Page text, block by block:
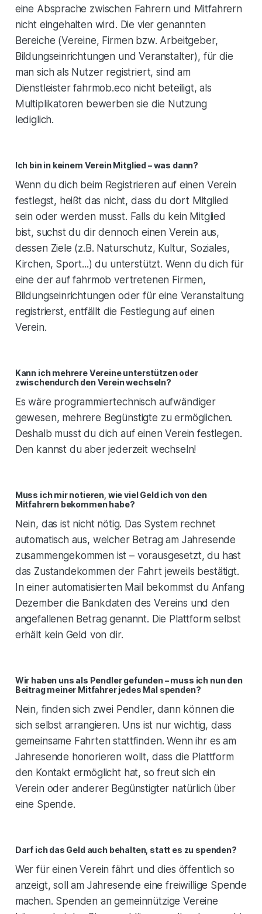
eine Absprache zwischen Fahrern und Mitfahrern
nicht eingehalten wird. Die vier genannten
Bereiche (Vereine, Firmen bzw. Arbeitgeber,
Bildungseinrichtungen und Veranstalter), für die
man sich als Nutzer registriert, sind am
Dienstleister fahrmob.eco nicht beteiligt, als
Multiplikatoren bewerben sie die Nutzung
lediglich.
Ich bin in keinem Verein Mitglied – was dann?
Wenn du dich beim Registrieren auf einen Verein
festlegst, heißt das nicht, dass du dort Mitglied
sein oder werden musst. Falls du kein Mitglied
bist, suchst du dir dennoch einen Verein aus,
dessen Ziele (z.B. Naturschutz, Kultur, Soziales,
Kirchen, Sport...) du unterstützt. Wenn du dich für
eine der auf fahrmob vertretenen Firmen,
Bildungseinrichtungen oder für eine Veranstaltung
registrierst, entfällt die Festlegung auf einen
Verein.
Kann ich mehrere Vereine unterstützen oder
zwischendurch den Verein wechseln?
Es wäre programmiertechnisch aufwändiger
gewesen, mehrere Begünstigte zu ermöglichen.
Deshalb musst du dich auf einen Verein festlegen.
Den kannst du aber jederzeit wechseln!
Muss ich mir notieren, wie viel Geld ich von den
Mitfahrern bekommen habe?
Nein, das ist nicht nötig. Das System rechnet
automatisch aus, welcher Betrag am Jahresende
zusammengekommen ist – vorausgesetzt, du hast
das Zustandekommen der Fahrt jeweils bestätigt.
In einer automatisierten Mail bekommst du Anfang
Dezember die Bankdaten des Vereins und den
angefallenen Betrag genannt. Die Plattform selbst
erhält kein Geld von dir.
Wir haben uns als Pendler gefunden – muss ich nun den
Beitrag meiner Mitfahrer jedes Mal spenden?
Nein, finden sich zwei Pendler, dann können die
sich selbst arrangieren. Uns ist nur wichtig, dass
gemeinsame Fahrten stattfinden. Wenn ihr es am
Jahresende honorieren wollt, dass die Plattform
den Kontakt ermöglicht hat, so freut sich ein
Verein oder anderer Begünstigter natürlich über
eine Spende.
Darf ich das Geld auch behalten, statt es zu spenden?
Wer für einen Verein fährt und dies öffentlich so
anzeigt, soll am Jahresende eine freiwillige Spende
machen. Spenden an gemeinnützige Vereine